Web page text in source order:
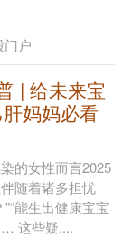
门户
| 给未来宝
妈妈必看
的女性而言2025
随着诸多担忧
能生出健康宝宝
这些疑....